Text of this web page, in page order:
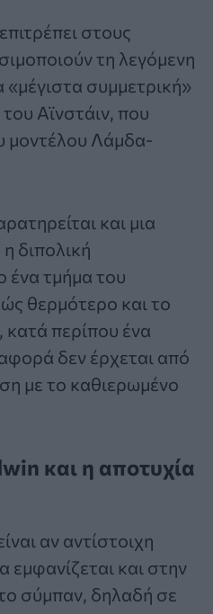
στους
τη λεγόμενη
«μέγιστα συμμετρική»
Αϊνστάιν, που
μοντέλου Λάμδα-
και μια
διπολική
ένα τμήμα του
θερμότερο και το
περίπου ένα
δεν έρχεται από
με το καθιερωμένο
και η αποτυχία
αν αντίστοιχη
εμφανίζεται και στην
σύμπαν, δηλαδή σε